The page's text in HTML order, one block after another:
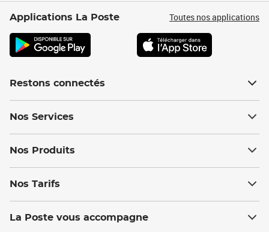
Applications La Poste Toutes nos applications
Restons connectés
Nos Services
Nos Produits
Nos Tarifs
La Poste vous accompagne